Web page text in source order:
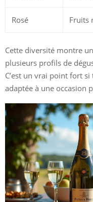
Rosé Fruits
Cette diversité montre
plusieurs profils de
C’est un vrai point fort
adaptée à une occasion